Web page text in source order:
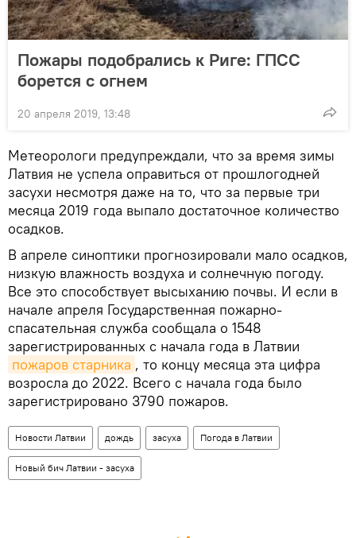
Пожары подобрались к Риге: ГПСС
борется с огнем
20 апреля 2019, 13:48
Метеорологи предупреждали, что за время зимы
Латвия не успела оправиться от прошлогодней
засухи несмотря даже на то, что за первые три
месяца 2019 года выпало достаточное количество
осадков.
В апреле синоптики прогнозировали мало осадков,
низкую влажность воздуха и солнечную погоду.
Все это способствует высыханию почвы. И если в
начале апреля Государственная пожарно-
спасательная служба сообщала о 1548
зарегистрированных с начала года в Латвии
пожаров старника , то концу месяца эта цифра
возросла до 2022. Всего с начала года было
зарегистрировано 3790 пожаров.
Новости Латвии дождь засуха Погода в Латвии
Новый бич Латвии - засуха